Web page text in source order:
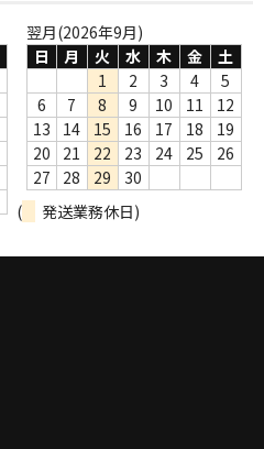
翌月(2026年9月)
日
月 火 水 木 金
土
1
2 3 4
5
6
7 8 9 10 11
12
13
14 15 16 17 18
19
20
21 22 23 24 25
26
27
28 29
30
(
発送業務休日)